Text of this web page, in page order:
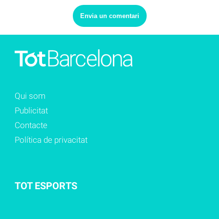
Qui som
Publicitat
Contacte
Política de privacitat
TOT ESPORTS